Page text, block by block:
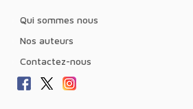
Qui sommes nous
Nos auteurs
Contactez-nous